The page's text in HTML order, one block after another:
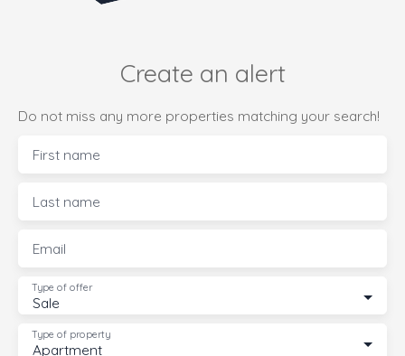
Create an alert
Do not miss any more properties matching your search!
First name
Last name
Email
Sale
Type of offer
Apartment
Type of property